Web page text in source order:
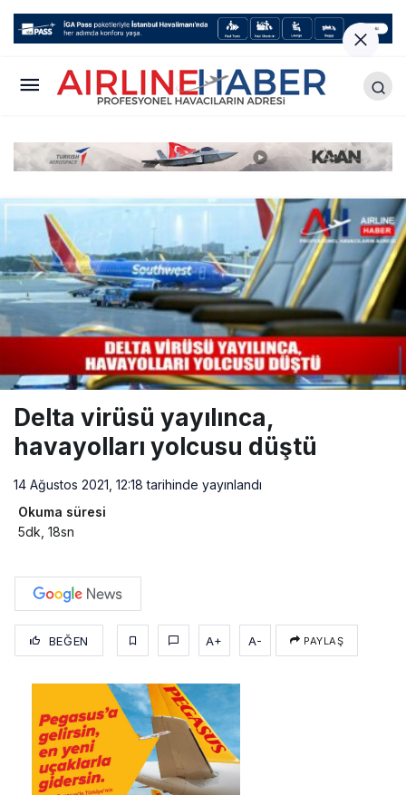
Delta virüsü yayılınca,
havayolları yolcusu düştü
14 Ağustos 2021, 12:18 tarihinde yayınlandı
Okuma süresi
5dk, 18sn
BEĞEN A+ A- PAYLAŞ